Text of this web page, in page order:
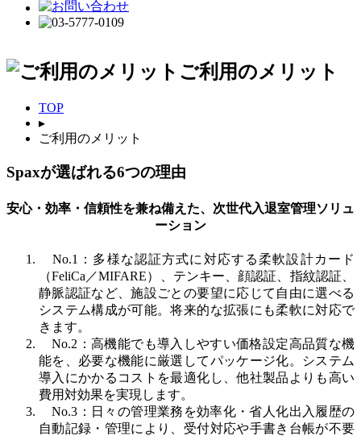
ご利用のメリット
TOP
▸
ご利用のメリット
Spaxが選ばれる6つの理由
安心・効率・信頼性を兼ね備えた、次世代入退室管理ソリュ
ーション
No.1：多様な認証方式に対応する柔軟設計カード
（FeliCa／MIFARE）、テンキー、顔認証、指紋認証、
静脈認証など、施設ごとの要望に応じて自由に選べる
システム構成が可能。将来的な拡張にも柔軟に対応で
きます。
No.2：高機能でも導入しやすい価格設定高品質な機
能を、必要な機能に厳選してパッケージ化。システム
導入にかかるコストを最適化し、他社製品よりも高い
費用対効果を実現します。
No.3：日々の管理業務を効率化・省人化出入履歴の
自動記録・管理により、受付対応や手書き台帳が不要